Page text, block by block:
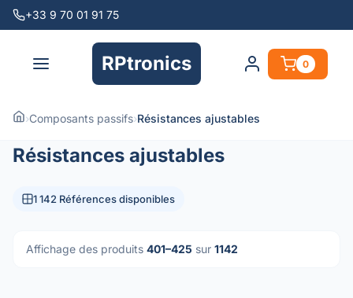
+33 9 70 01 91 75
RPtronics 0
›Composants passifs›Résistances ajustables
Résistances ajustables
1 142 Références disponibles
Affichage des produits 401–425 sur 1142